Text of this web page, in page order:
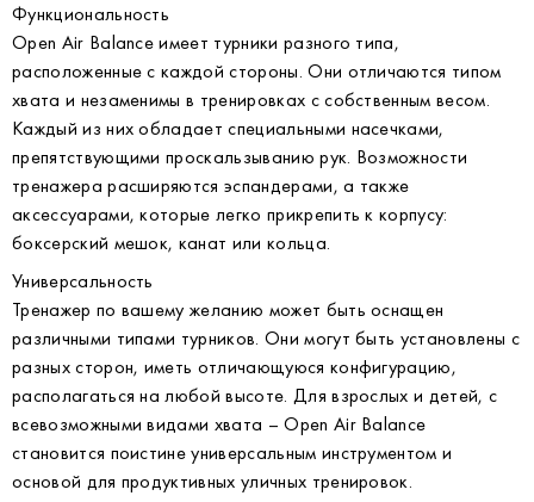
Функциональность
Open Air Balance имеет турники разного типа,
расположенные с каждой стороны. Они отличаются типом
хвата и незаменимы в тренировках с собственным весом.
Каждый из них обладает специальными насечками,
препятствующими проскальзыванию рук. Возможности
тренажера расширяются эспандерами, а также
аксессуарами, которые легко прикрепить к корпусу:
боксерский мешок, канат или кольца.
Универсальность
Тренажер по вашему желанию может быть оснащен
различными типами турников. Они могут быть установлены с
разных сторон, иметь отличающуюся конфигурацию,
располагаться на любой высоте. Для взрослых и детей, с
всевозможными видами хвата – Open Air Balance
становится поистине универсальным инструментом и
основой для продуктивных уличных тренировок.